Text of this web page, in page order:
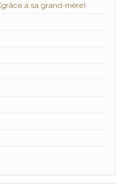
à sa grand-mère)